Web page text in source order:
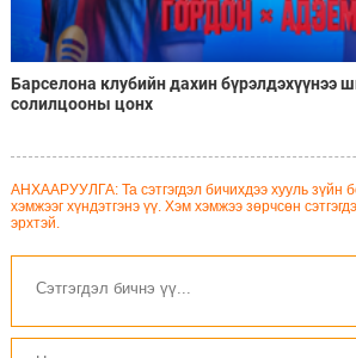
Барселона клубийн дахин бүрэлдэхүүнээ
солилцооны цонх
АНХААРУУЛГА: Та сэтгэгдэл бичихдээ хууль зүйн
хэмжээг хүндэтгэнэ үү. Хэм хэмжээ зөрчсөн
эрхтэй.